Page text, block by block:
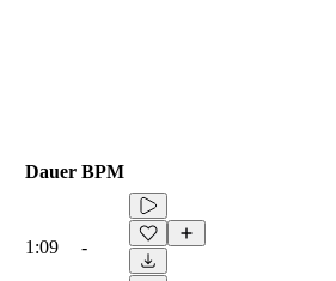
Dauer BPM
1:09 -